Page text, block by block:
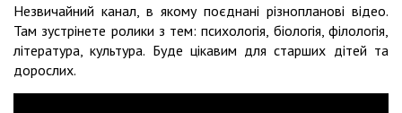
Незвичайний канал, в якому поєднані різнопланові відео.
Там зустрінете ролики з тем: психологія, біологія, філологія,
література, культура. Буде цікавим для старших дітей та
дорослих.